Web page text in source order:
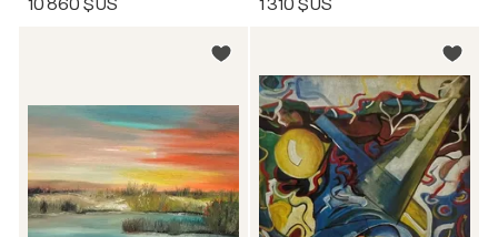
10 860 $US 1 310 $US